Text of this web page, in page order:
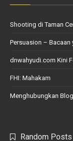
Shooting di Taman
Persuasion – Bacaan
dnwahyudi.com Kini
FHI: Mahakam
Menghubungkan
Random Posts